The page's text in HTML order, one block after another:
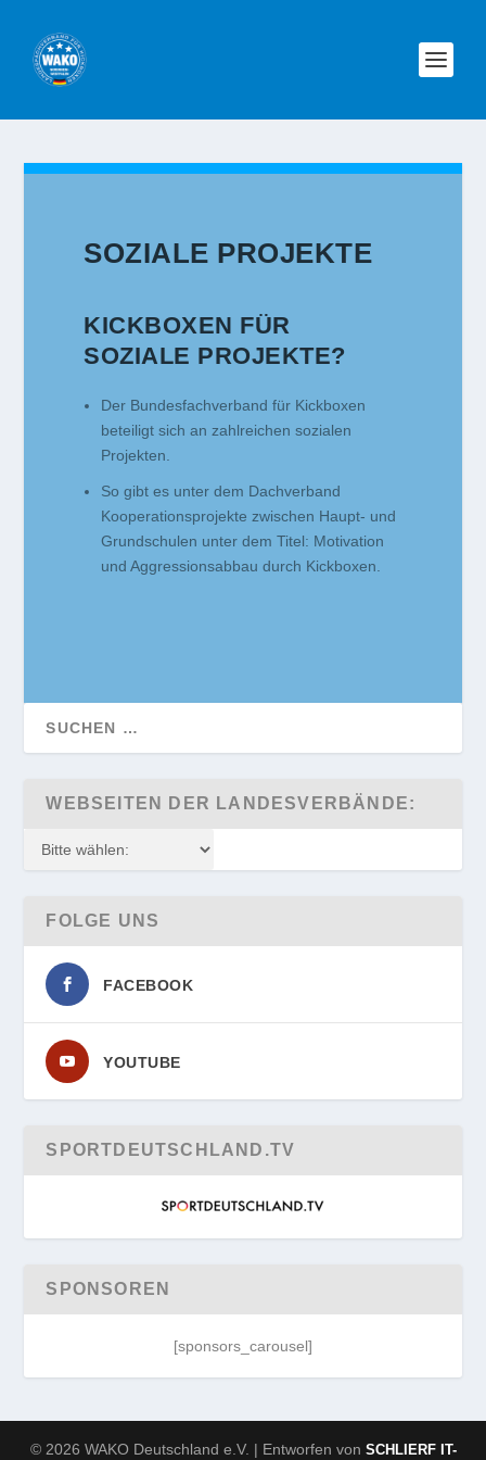
SOZIALE PROJEKTE
KICKBOXEN FÜR
SOZIALE PROJEKTE?
Der Bundesfachverband für Kickboxen
beteiligt sich an zahlreichen sozialen
Projekten.
So gibt es unter dem Dachverband
Kooperationsprojekte zwischen Haupt- und
Grundschulen unter dem Titel: Motivation
und Aggressionsabbau durch Kickboxen.
WEBSEITEN DER LANDESVERBÄNDE:
FOLGE UNS
FACEBOOK
YOUTUBE
SPORTDEUTSCHLAND.TV
SPONSOREN
[sponsors_carousel]
© 2026 WAKO Deutschland e.V. | Entworfen von SCHLIERF IT-